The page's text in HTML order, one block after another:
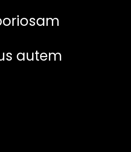
autem